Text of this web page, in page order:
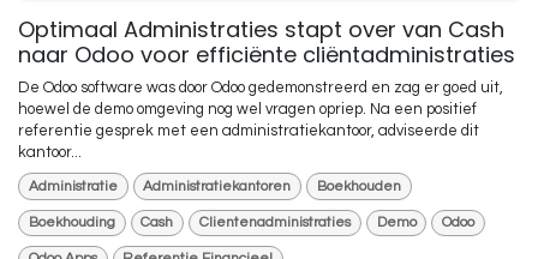
Optimaal Administraties stapt over van Cash
naar Odoo voor efficiënte cliëntadministraties
De Odoo software was door Odoo gedemonstreerd en zag er goed uit,
hoewel de demo omgeving nog wel vragen opriep. Na een positief
referentie gesprek met een administratiekantoor, adviseerde dit
kantoor...
Administratie Administratiekantoren Boekhouden
Boekhouding Cash Clientenadministraties Demo Odoo